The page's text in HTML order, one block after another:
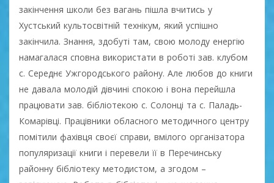
закінчення школи без вагань пішла вчитись у
Хустський культосвітній технікум, який успішно
закінчила. Знання, здобуті там, свою молоду енергію
намагалася сповна використати в роботі зав. клубом
с. Середнє Ужгородського району. Але любов до книги
не давала молодій дівчині спокою і вона перейшла
працювати зав. бібліотекою с. Солонці та с. Паладь-
Комарівці. Працівники обласного методичного центру
помітили фахівця своєї справи, вмілого організатора
популяризації книги і перевели її в Перечинську
районну бібліотеку методистом, а згодом –